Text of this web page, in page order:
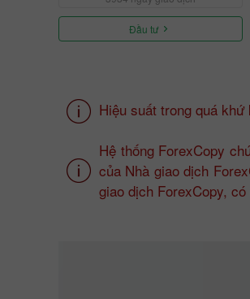
Đầu tư
Hiệu suất trong quá
Hệ thống ForexCopy
của Nhà giao dịch
giao dịch ForexCopy,